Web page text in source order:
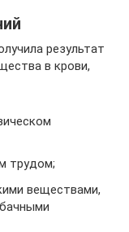
результат
в крови,
трудом;
веществами,